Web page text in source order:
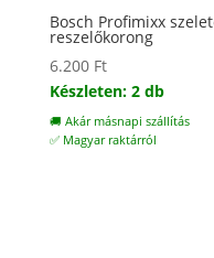
Bosch Profimixx
reszelőkorong
6.200 Ft
Készleten: 2 db
🚚 Akár másnapi szállítás
✅ Magyar raktárról